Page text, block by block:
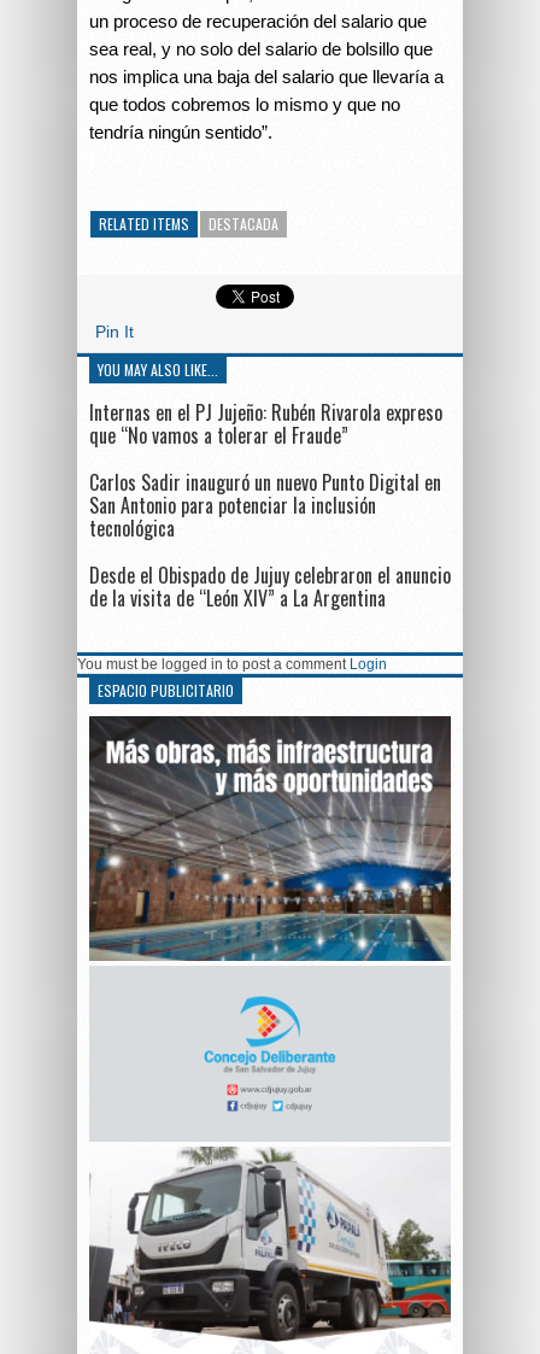
un proceso de recuperación del salario que
sea real, y no solo del salario de bolsillo que
nos implica una baja del salario que llevaría a
que todos cobremos lo mismo y que no
tendría ningún sentido”.
RELATED ITEMS DESTACADA
Pin It
YOU MAY ALSO LIKE...
Internas en el PJ Jujeño: Rubén Rivarola expreso
que “No vamos a tolerar el Fraude”
Carlos Sadir inauguró un nuevo Punto Digital en
San Antonio para potenciar la inclusión
tecnológica
Desde el Obispado de Jujuy celebraron el anuncio
de la visita de “León XIV” a La Argentina
You must be logged in to post a comment Login
ESPACIO PUBLICITARIO